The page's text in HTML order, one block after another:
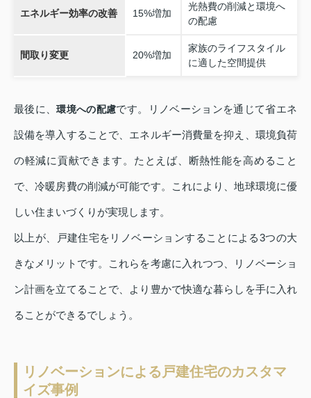
エネルギー効率の改善 15%増加
光熱費の削減と環境へ
の配慮
間取り変更 20%増加
家族のライフスタイル
に適した空間提供
最後に、環境への配慮です。リノベーションを通じて省エネ
設備を導入することで、エネルギー消費量を抑え、環境負荷
の軽減に貢献できます。たとえば、断熱性能を高めること
で、冷暖房費の削減が可能です。これにより、地球環境に優
しい住まいづくりが実現します。
以上が、戸建住宅をリノベーションすることによる3つの大
きなメリットです。これらを考慮に入れつつ、リノベーショ
ン計画を立てることで、より豊かで快適な暮らしを手に入れ
ることができるでしょう。
リノベーションによる戸建住宅のカスタマ
イズ事例